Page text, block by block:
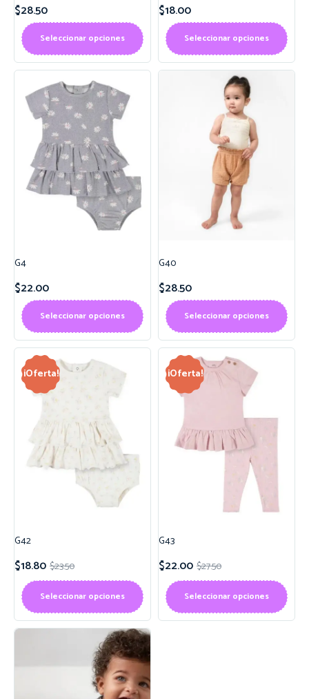
$28.50
Seleccionar opciones
$18.00
Seleccionar opciones
G4
$22.00
Seleccionar opciones
G40
$28.50
Seleccionar opciones
¡Oferta!
G42
$23.50
$18.80
Seleccionar opciones
¡Oferta!
G43
$27.50
$22.00
Seleccionar opciones